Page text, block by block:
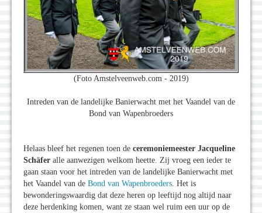
(Foto Amstelveenweb.com - 2019)
Intreden van de landelijke Banierwacht met het Vaandel van de
Bond van Wapenbroeders
Helaas bleef het regenen toen de ceremoniemeester Jacqueline
Schäfer alle aanwezigen welkom heette. Zij vroeg een ieder te
gaan staan voor het intreden van de landelijke Banierwacht met
het Vaandel van de Bond van Wapenbroeders . Het is
bewonderingswaardig dat deze heren op leeftijd nog altijd naar
deze herdenking komen, want ze staan wel ruim een uur op de